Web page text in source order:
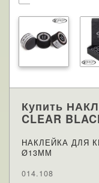
Купить
CLEAR
НАКЛЕЙКА ДЛЯ
Ø13ММ
014.108